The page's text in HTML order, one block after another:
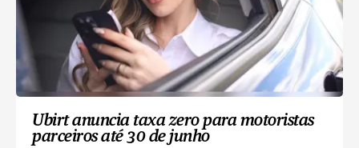
Ubirt anuncia taxa zero para motoristas
parceiros até 30 de junho